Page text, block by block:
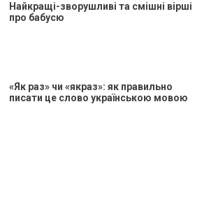
Найкращі-зворушливі та смішні вірші
про бабусю
«Як раз» чи «якраз»: як правильно
писати це слово українською мовою